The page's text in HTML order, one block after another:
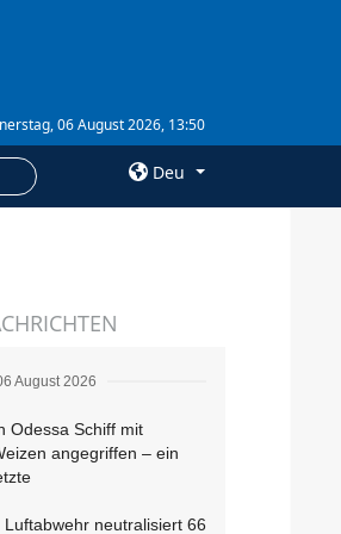
06 August 2026, 13:50
Deu
August 2026
Odessa Schiff mit
angegriffen – ein
Luftabwehr neutralisiert 66